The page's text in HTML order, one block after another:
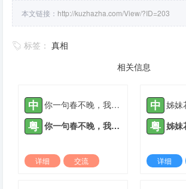
本文链接： http://kuzhazha.com/View/?ID=203
标签： 真相
相关信息
中 你一句春不晚，我就到了真江南
粤 你一句春不晚，我就到了真江南
详细
交流
中 姊妹
粤 姊妹
详细